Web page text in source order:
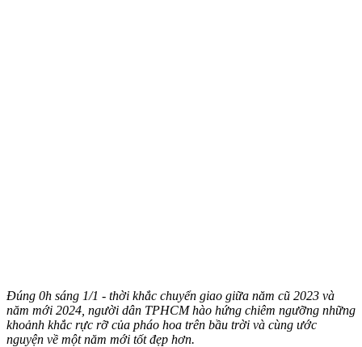
Đúng 0h sáng 1/1 - thời khắc chuyển giao giữa năm cũ 2023 và
năm mới 2024, người dân TPHCM hào hứng chiêm ngưỡng những
khoảnh khắc rực rỡ của pháo hoa trên bầu trời và cùng ước
nguyện về một năm mới tốt đẹp hơn.